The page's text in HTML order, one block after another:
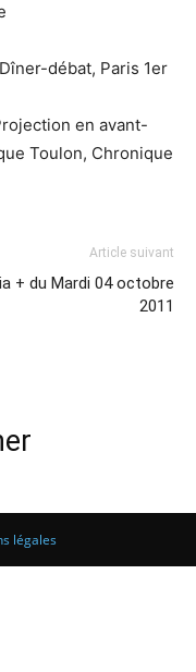
débat, Paris 1er
en avant-
Toulon, Chronique
Article suivant
+ du Mardi 04 octobre
2011
légales